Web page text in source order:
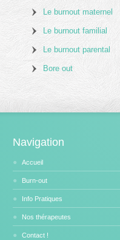
Le burnout maternel
Le burnout familial
Le burnout parental
Bore out
Navigation
Accueil
Burn-out
Info Pratiques
Nos thérapeutes
Contact !